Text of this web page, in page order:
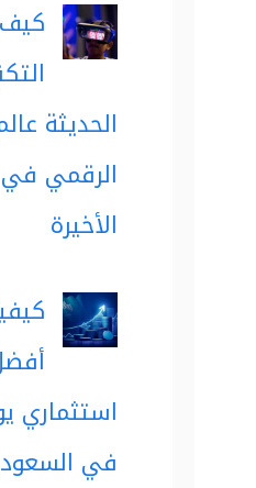
الحديثة
الرقمي
الأخيرة
استثماري
في